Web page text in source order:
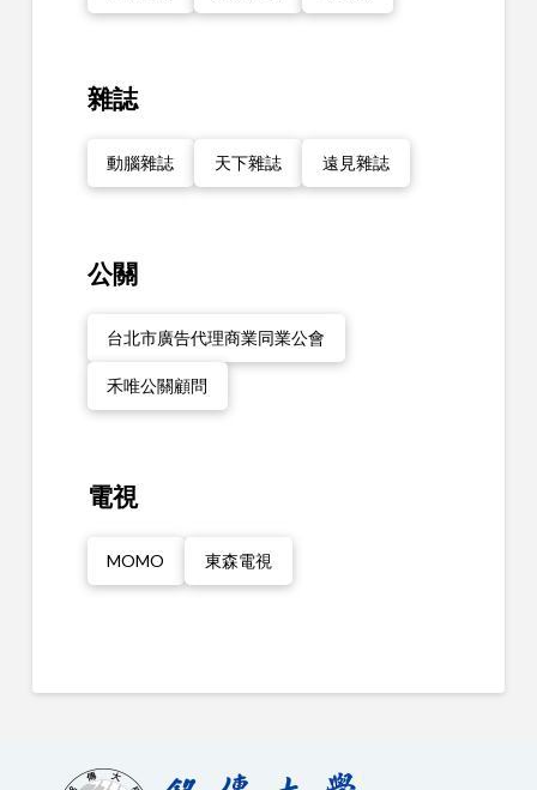
雜誌
動腦雜誌 天下雜誌 遠見雜誌
公關
台北市廣告代理商業同業公會
禾唯公關顧問
電視
MOMO 東森電視